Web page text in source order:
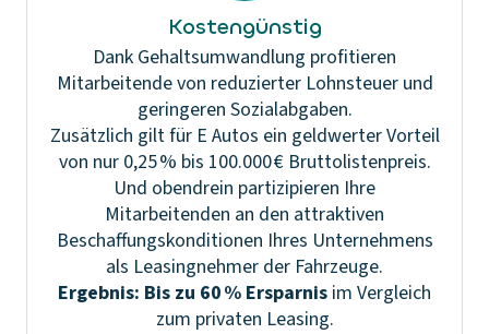
Kostengünstig
Dank Gehaltsumwandlung profitieren
Mitarbeitende von reduzierter Lohnsteuer und
geringeren Sozialabgaben.
Zusätzlich gilt für E Autos ein geldwerter Vorteil
von nur 0,25 % bis 100.000 € Bruttolistenpreis.
Und obendrein partizipieren Ihre
Mitarbeitenden an den attraktiven
Beschaffungskonditionen Ihres Unternehmens
Ergebnis: Bis zu 60 % Ersparnis im Vergleich
zum privaten Leasing.